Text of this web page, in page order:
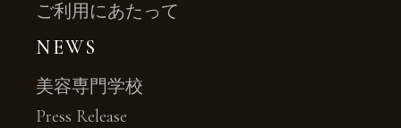
ご利用にあたって
NEWS
美容専門学校
Press Release